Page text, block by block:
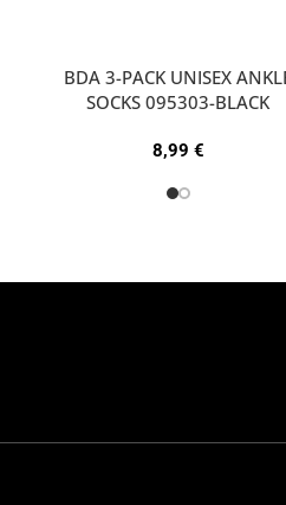
BDA 3-PACK UNISEX
SOCKS 095303-BLACK
8,99 €